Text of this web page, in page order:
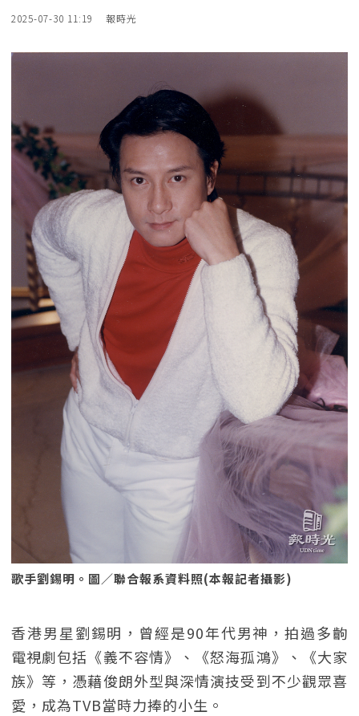
2025-07-30 11:19 報時光
歌手劉錫明。圖／聯合報系資料照(本報記者攝影)
香港男星劉錫明，曾經是90年代男神，拍過多齣
電視劇包括《義不容情》、《怒海孤鴻》、《大家
族》等，憑藉俊朗外型與深情演技受到不少觀眾喜
愛，成為TVB當時力捧的小生。